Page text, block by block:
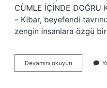
CÜMLE İÇİNDE DOĞRU
– Kibar, beyefendi
zengin insanlara özgü
Devamını okuyun Beğenmek
Nasıl